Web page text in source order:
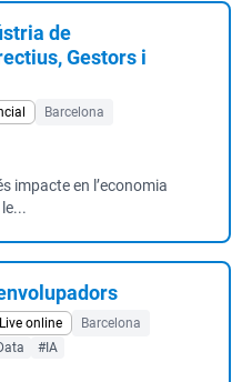
de
Gestors i
Barcelona
impacte en l’economia
Live online
Barcelona
#IA